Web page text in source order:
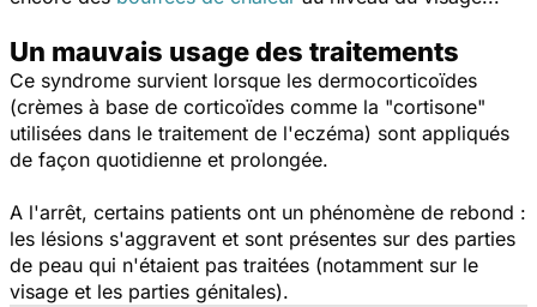
Un mauvais usage des traitements
Ce syndrome survient lorsque les dermocorticoïdes
(crèmes à base de corticoïdes comme la "cortisone"
utilisées dans le traitement de l'eczéma) sont appliqués
de façon quotidienne et prolongée.
A l'arrêt, certains patients ont un phénomène de rebond :
les lésions s'aggravent et sont présentes sur des parties
de peau qui n'étaient pas traitées (notamment sur le
visage et les parties génitales).